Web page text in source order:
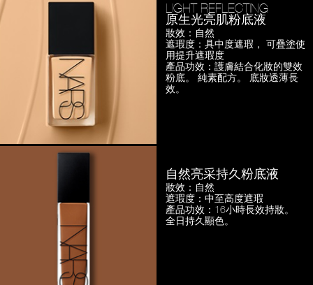
LIGHT REFLECTING
原生光亮肌粉底液
妝效：自然
遮瑕度：具中度遮瑕， 可疊塗使
用提升遮瑕度
產品功效：護膚結合化妝的雙效
粉底。
純素配方。 底妝透薄長
效。
自然亮采持久粉底液
妝效：自然
遮瑕度：中至高度遮瑕
產品功效：16小時長效持妝。
全日持久顯色。